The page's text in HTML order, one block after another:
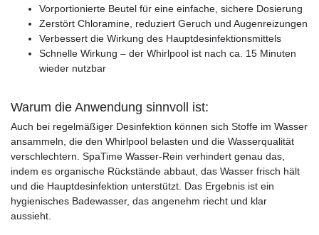
Vorportionierte Beutel für eine einfache, sichere Dosierung
Zerstört Chloramine, reduziert Geruch und Augenreizungen
Verbessert die Wirkung des Hauptdesinfektionsmittels
Schnelle Wirkung – der Whirlpool ist nach ca. 15 Minuten
wieder nutzbar
Warum die Anwendung sinnvoll ist:
Auch bei regelmäßiger Desinfektion können sich Stoffe im Wasser
ansammeln, die den Whirlpool belasten und die Wasserqualität
verschlechtern. SpaTime Wasser-Rein verhindert genau das,
indem es organische Rückstände abbaut, das Wasser frisch hält
und die Hauptdesinfektion unterstützt. Das Ergebnis ist ein
hygienisches Badewasser, das angenehm riecht und klar
aussieht.